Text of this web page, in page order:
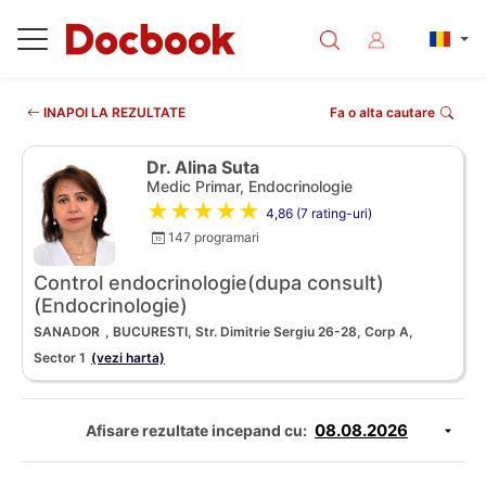
INAPOI LA REZULTATE Fa o alta cautare
Dr. Alina Suta
Medic Primar, Endocrinologie
★★★★★ 4,86 (7 rating-uri)
147 programari
Control endocrinologie(dupa consult)
(Endocrinologie)
SANADOR , BUCURESTI, Str. Dimitrie Sergiu 26-28, Corp A,
Sector 1 (vezi harta)
Afisare rezultate incepand cu: